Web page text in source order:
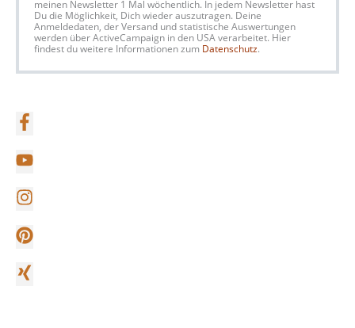
meinen Newsletter 1 Mal wöchentlich. In jedem Newsletter hast
Du die Möglichkeit, Dich wieder auszutragen. Deine
Anmeldedaten, der Versand und statistische Auswertungen
werden über ActiveCampaign in den USA verarbeitet. Hier
findest du weitere Informationen zum Datenschutz.